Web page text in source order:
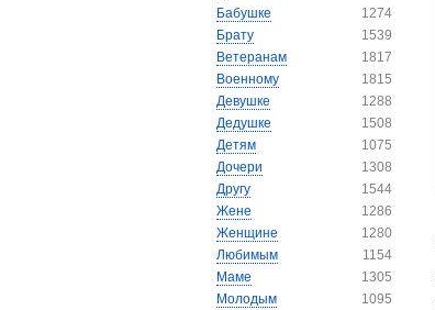
Бабушке
1274
Брату
1539
Ветеранам
1817
Военному
1815
Девушке
1288
Дедушке
1508
Детям
1075
Дочери
1308
Другу
1544
Жене
1286
Женщине
1280
Любимым
1154
Маме
1305
Молодым
1095